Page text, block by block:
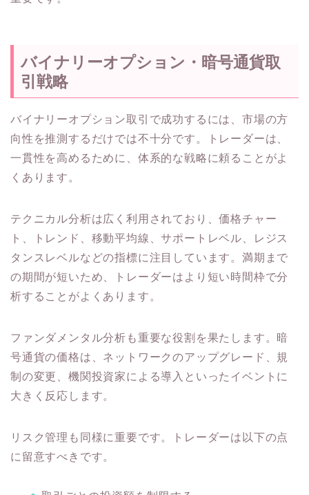
バイナリーオプション・暗号通貨取
引戦略
バイナリーオプション取引で成功するには、市場の方
向性を推測するだけでは不十分です。トレーダーは、
一貫性を高めるために、体系的な戦略に頼ることがよ
くあります。
テクニカル分析は広く利用されており、価格チャー
ト、トレンド、移動平均線、サポートレベル、レジス
タンスレベルなどの指標に注目しています。満期まで
の期間が短いため、トレーダーはより短い時間枠で分
析することがよくあります。
ファンダメンタル分析も重要な役割を果たします。暗
号通貨の価格は、ネットワークのアップグレード、規
制の変更、機関投資家による導入といったイベントに
大きく反応します。
リスク管理も同様に重要です。トレーダーは以下の点
に留意すべきです。